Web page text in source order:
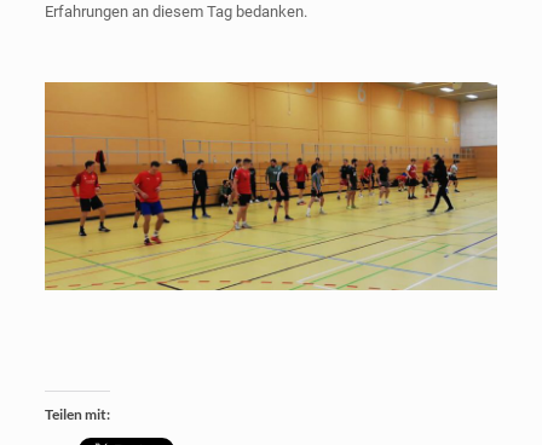
Erfahrungen an diesem Tag bedanken.
Teilen mit: